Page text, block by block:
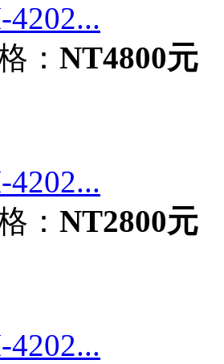
4202...
： NT4800元
4202...
： NT2800元
4202...